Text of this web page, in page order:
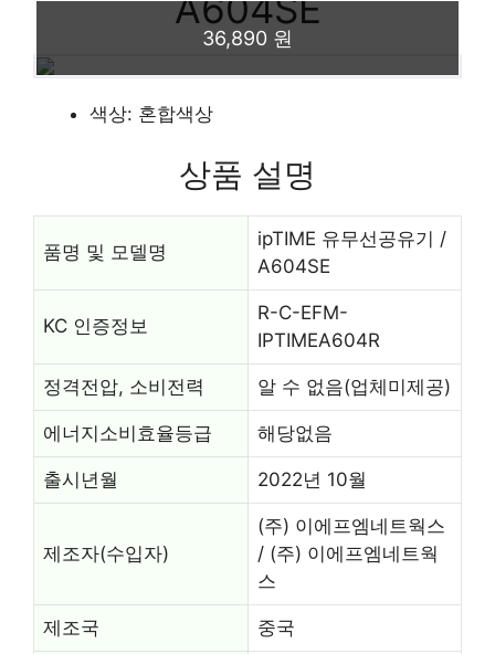
36,890 원
색상: 혼합색상
상품 설명
품명 및 모델명
ipTIME 유무선공유기 /
A604SE
KC 인증정보
R-C-EFM-
IPTIMEA604R
정격전압, 소비전력 알 수 없음(업체미제공)
에너지소비효율등급 해당없음
출시년월 2022년 10월
제조자(수입자)
(주) 이에프엠네트웍스
/ (주) 이에프엠네트웍
스
제조국 중국